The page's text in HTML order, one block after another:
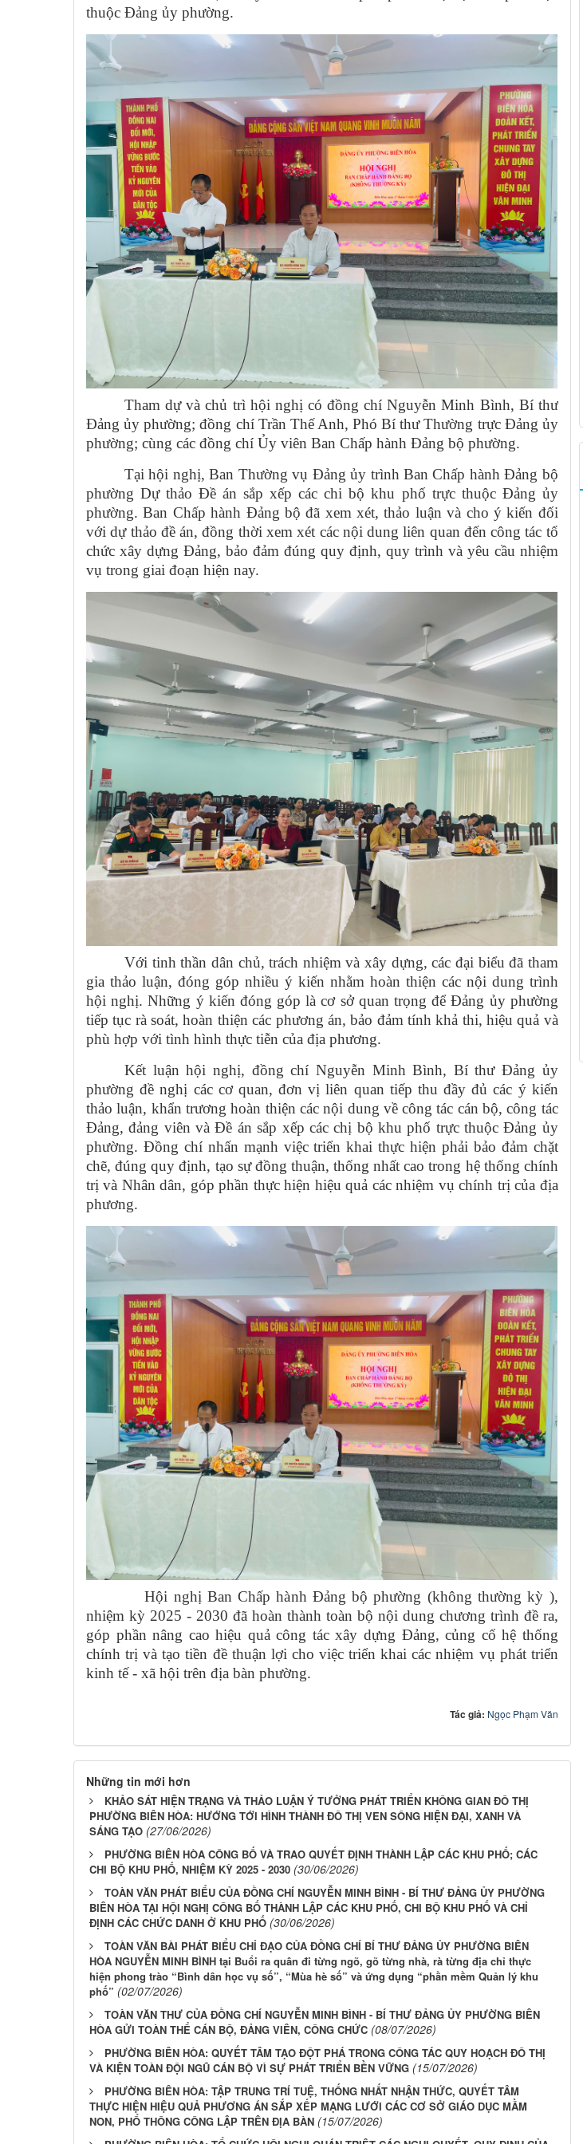
thuộc Đảng ủy phường.
Tham dự và chủ trì hội nghị có đồng chí Nguyễn Minh Bình, Bí thư
Đảng ủy phường; đồng chí Trần Thế Anh, Phó Bí thư Thường trực Đảng ủy
phường; cùng các đồng chí Ủy viên Ban Chấp hành Đảng bộ phường.
Tại hội nghị, Ban Thường vụ Đảng ủy trình Ban Chấp hành Đảng bộ
phường Dự thảo Đề án sắp xếp các chi bộ khu phố trực thuộc Đảng ủy
phường. Ban Chấp hành Đảng bộ đã xem xét, thảo luận và cho ý kiến đối
với dự thảo đề án, đồng thời xem xét các nội dung liên quan đến công tác tổ
chức xây dựng Đảng, bảo đảm đúng quy định, quy trình và yêu cầu nhiệm
vụ trong giai đoạn hiện nay.
Với tinh thần dân chủ, trách nhiệm và xây dựng, các đại biểu đã tham
gia thảo luận, đóng góp nhiều ý kiến nhằm hoàn thiện các nội dung trình
hội nghị. Những ý kiến đóng góp là cơ sở quan trọng để Đảng ủy phường
tiếp tục rà soát, hoàn thiện các phương án, bảo đảm tính khả thi, hiệu quả và
phù hợp với tình hình thực tiễn của địa phương.
Kết luận hội nghị, đồng chí Nguyễn Minh Bình, Bí thư Đảng ủy
phường đề nghị các cơ quan, đơn vị liên quan tiếp thu đầy đủ các ý kiến
thảo luận, khẩn trương hoàn thiện các nội dung về công tác cán bộ, công tác
Đảng, đảng viên và Đề án sắp xếp các chị bộ khu phố trực thuộc Đảng ủy
phường. Đồng chí nhấn mạnh việc triển khai thực hiện phải bảo đảm chặt
chẽ, đúng quy định, tạo sự đồng thuận, thống nhất cao trong hệ thống chính
trị và Nhân dân, góp phần thực hiện hiệu quả các nhiệm vụ chính trị của địa
phương.
Hội nghị Ban Chấp hành Đảng bộ phường (không thường kỳ ),
nhiệm kỳ 2025 - 2030 đã hoàn thành toàn bộ nội dung chương trình đề ra,
góp phần nâng cao hiệu quả công tác xây dựng Đảng, củng cố hệ thống
chính trị và tạo tiền đề thuận lợi cho việc triển khai các nhiệm vụ phát triển
kinh tế - xã hội trên địa bàn phường.
Tác giả: Ngọc Phạm Văn
Những tin mới hơn
KHẢO SÁT HIỆN TRẠNG VÀ THẢO LUẬN Ý TƯỞNG PHÁT TRIỂN KHÔNG GIAN ĐÔ THỊ
PHƯỜNG BIÊN HÒA: HƯỚNG TỚI HÌNH THÀNH ĐÔ THỊ VEN SÔNG HIỆN ĐẠI, XANH VÀ
SÁNG TẠO (27/06/2026)
PHƯỜNG BIÊN HÒA CÔNG BỐ VÀ TRAO QUYẾT ĐỊNH THÀNH LẬP CÁC KHU PHỐ; CÁC
CHI BỘ KHU PHỐ, NHIỆM KỲ 2025 - 2030 (30/06/2026)
TOÀN VĂN PHÁT BIỂU CỦA ĐỒNG CHÍ NGUYỄN MINH BÌNH - BÍ THƯ ĐẢNG ỦY PHƯỜNG
BIÊN HÒA TẠI HỘI NGHỊ CÔNG BỐ THÀNH LẬP CÁC KHU PHỐ, CHI BỘ KHU PHỐ VÀ CHỈ
ĐỊNH CÁC CHỨC DANH Ở KHU PHỐ (30/06/2026)
TOÀN VĂN BÀI PHÁT BIỂU CHỈ ĐẠO CỦA ĐỒNG CHÍ BÍ THƯ ĐẢNG ỦY PHƯỜNG BIÊN
HÒA NGUYỄN MINH BÌNH tại Buổi ra quân đi từng ngõ, gõ từng nhà, rà từng địa chỉ thực
hiện phong trào “Bình dân học vụ số”, “Mùa hè số” và ứng dụng “phần mềm Quản lý khu
phố” (02/07/2026)
TOÀN VĂN THƯ CỦA ĐỒNG CHÍ NGUYỄN MINH BÌNH - BÍ THƯ ĐẢNG ỦY PHƯỜNG BIÊN
HÒA GỬI TOÀN THỂ CÁN BỘ, ĐẢNG VIÊN, CÔNG CHỨC (08/07/2026)
PHƯỜNG BIÊN HÒA: QUYẾT TÂM TẠO ĐỘT PHÁ TRONG CÔNG TÁC QUY HOẠCH ĐÔ THỊ
VÀ KIỆN TOÀN ĐỘI NGŨ CÁN BỘ VÌ SỰ PHÁT TRIỂN BỀN VỮNG (15/07/2026)
PHƯỜNG BIÊN HÒA: TẬP TRUNG TRÍ TUỆ, THỐNG NHẤT NHẬN THỨC, QUYẾT TÂM
THỰC HIỆN HIỆU QUẢ PHƯƠNG ÁN SẮP XẾP MẠNG LƯỚI CÁC CƠ SỞ GIÁO DỤC MẦM
NON, PHỔ THÔNG CÔNG LẬP TRÊN ĐỊA BÀN (15/07/2026)